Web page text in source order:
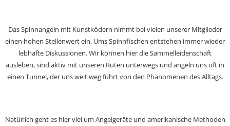
Das Spinnangeln mit Kunstködern nimmt bei vielen unserer Mitglieder
einen hohen Stellenwert ein. Ums Spinnfischen entstehen immer wieder
lebhafte Diskussionen. Wir können hier die Sammelleidenschaft
ausleben, sind aktiv mit unseren Ruten unterwegs und angeln uns oft in
einen Tunnel, der uns weit weg führt von den Phänomenen des Alltags.
Natürlich geht es hier viel um Angelgeräte und amerikanische Methoden